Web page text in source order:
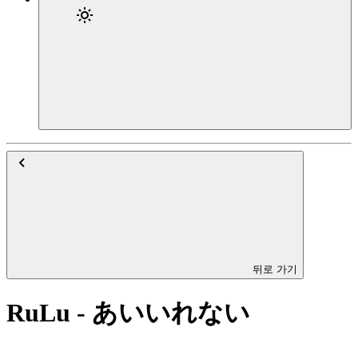
뒤로 가기
RuLu - あいいれない